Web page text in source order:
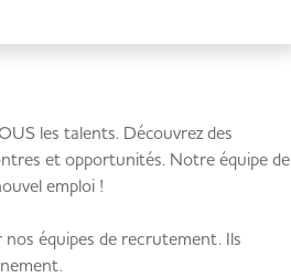
les talents. Découvrez des
et opportunités. Notre équipe de
emploi !
équipes de recrutement. Ils